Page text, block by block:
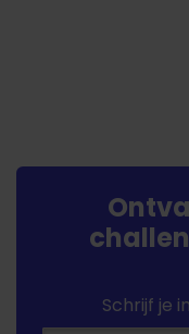
Schrijf je